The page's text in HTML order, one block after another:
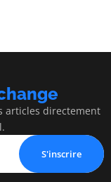
articles directement
S'inscrire